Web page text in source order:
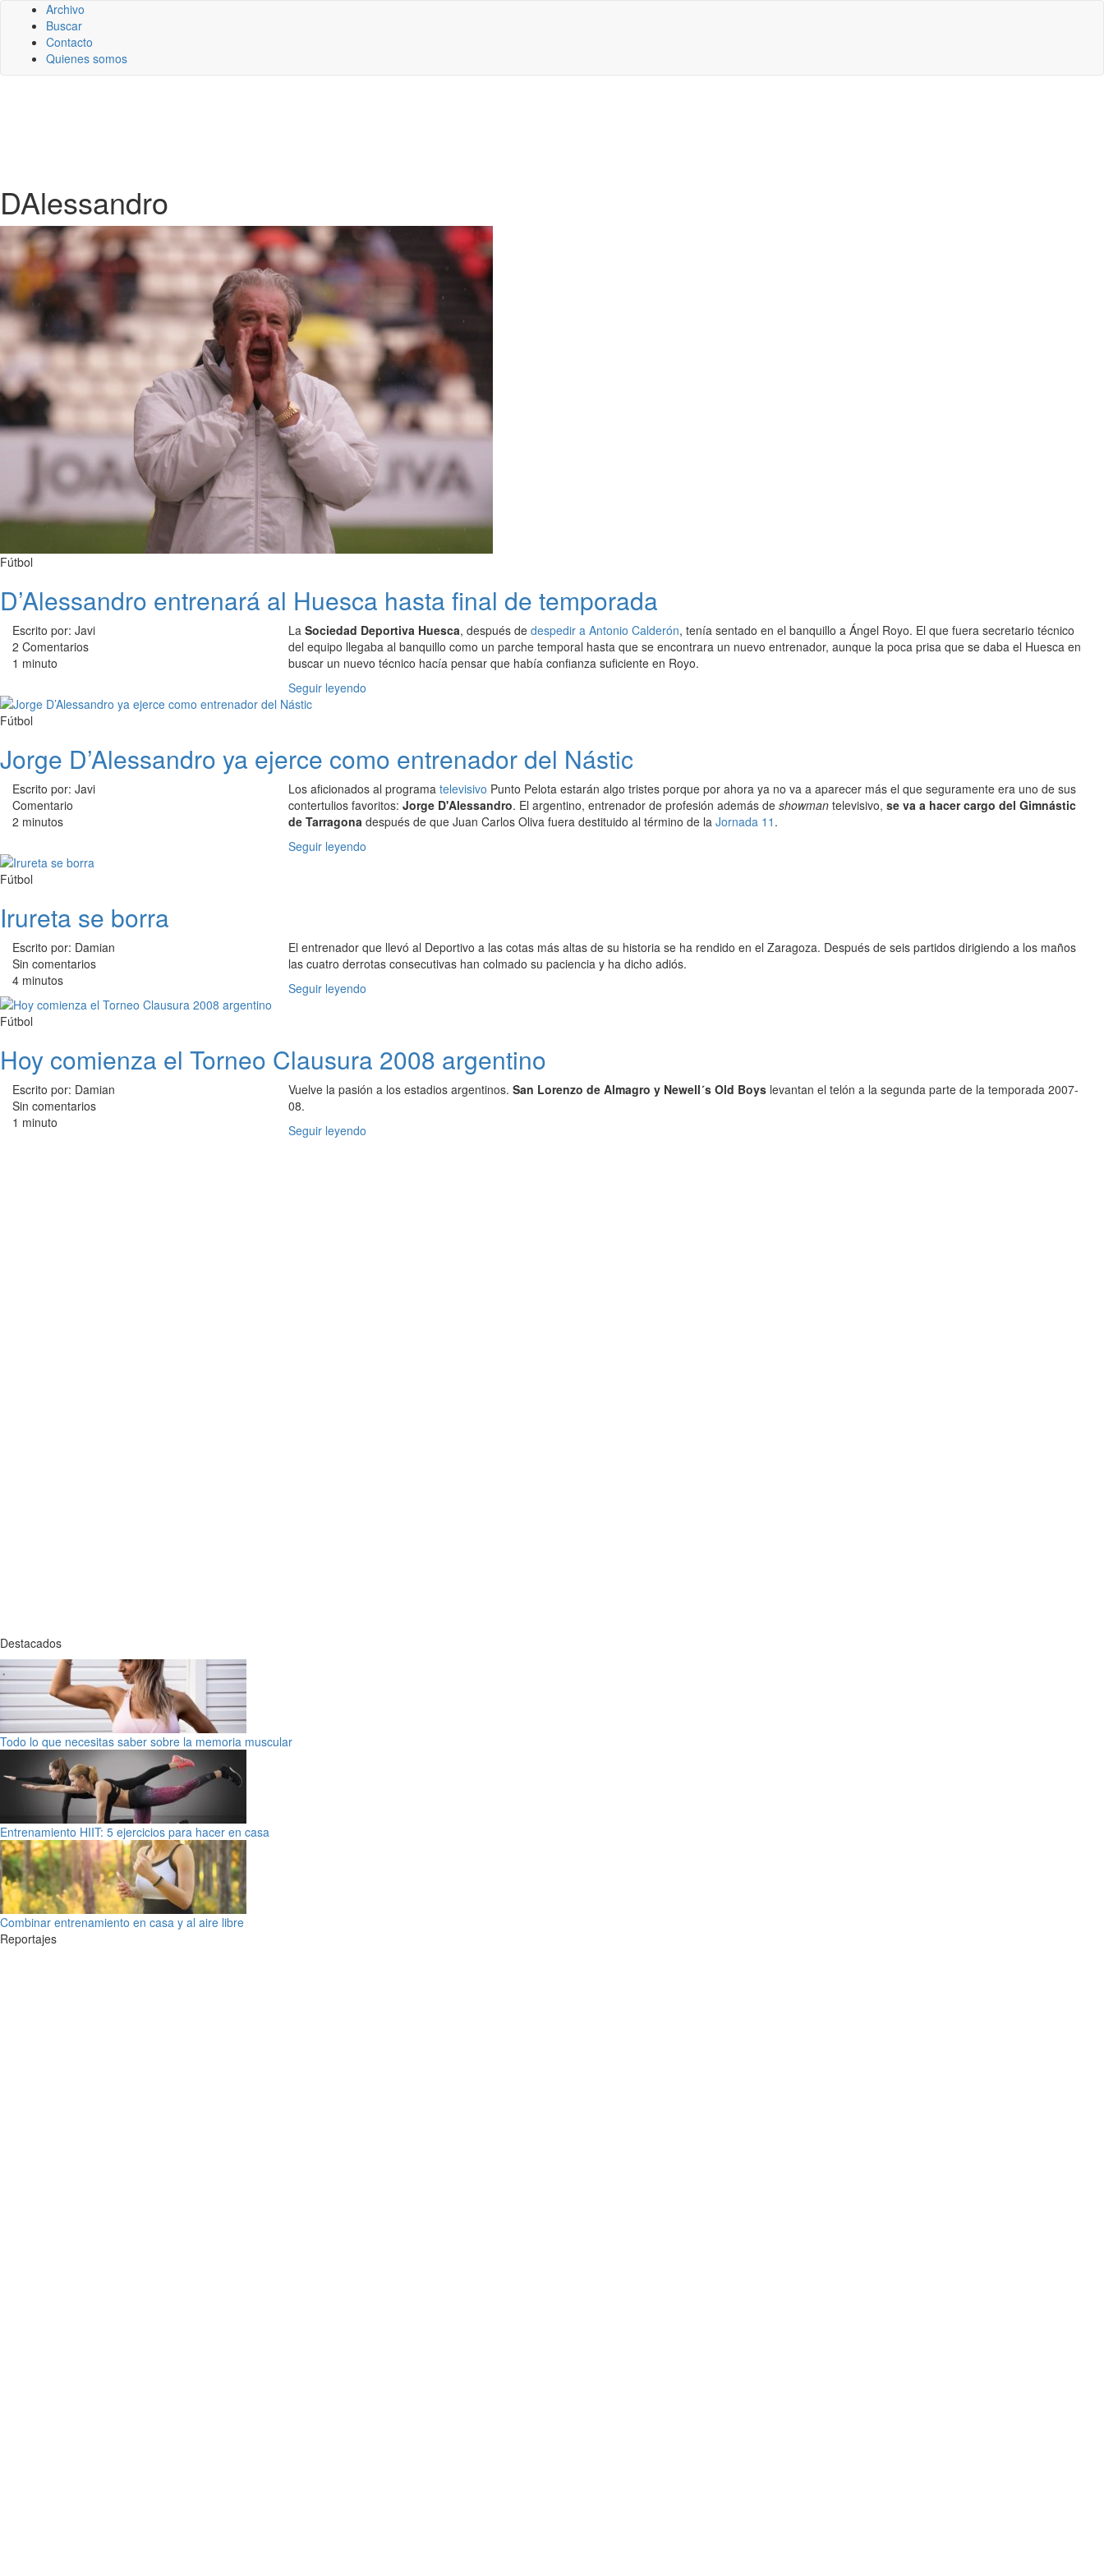
Archivo
Buscar
Contacto
Quienes somos
DAlessandro
Fútbol
D’Alessandro entrenará al Huesca hasta final de temporada
Escrito por: Javi
2 Comentarios
1 minuto
La Sociedad Deportiva Huesca, después de despedir a Antonio Calderón, tenía sentado en el banquillo a Ángel Royo. El que fuera secretario técnico
del equipo llegaba al banquillo como un parche temporal hasta que se encontrara un nuevo entrenador, aunque la poca prisa que se daba el Huesca en
buscar un nuevo técnico hacía pensar que había confianza suficiente en Royo.
Seguir leyendo
Fútbol
Jorge D’Alessandro ya ejerce como entrenador del Nástic
Escrito por: Javi
Comentario
2 minutos
Los aficionados al programa televisivo Punto Pelota estarán algo tristes porque por ahora ya no va a aparecer más el que seguramente era uno de sus
contertulios favoritos: Jorge D'Alessandro. El argentino, entrenador de profesión además de showman televisivo, se va a hacer cargo del Gimnástic
de Tarragona después de que Juan Carlos Oliva fuera destituido al término de la Jornada 11 .
Seguir leyendo
Fútbol
Irureta se borra
Escrito por: Damian
Sin comentarios
4 minutos
El entrenador que llevó al Deportivo a las cotas más altas de su historia se ha rendido en el Zaragoza. Después de seis partidos dirigiendo a los maños
las cuatro derrotas consecutivas han colmado su paciencia y ha dicho adiós.
Seguir leyendo
Fútbol
Hoy comienza el Torneo Clausura 2008 argentino
Escrito por: Damian
Sin comentarios
1 minuto
Vuelve la pasión a los estadios argentinos. San Lorenzo de Almagro y Newell´s Old Boys levantan el telón a la segunda parte de la temporada 2007-
08.
Seguir leyendo
Destacados
Todo lo que necesitas saber sobre la memoria muscular
Entrenamiento HIIT: 5 ejercicios para hacer en casa
Combinar entrenamiento en casa y al aire libre
Reportajes